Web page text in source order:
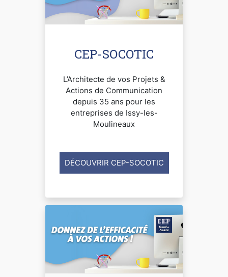
CEP-SOCOTIC
L’Architecte de vos Projets &
Actions de Communication
depuis 35 ans pour les
entreprises de Issy-les-
Moulineaux
DÉCOUVRIR CEP-SOCOTIC